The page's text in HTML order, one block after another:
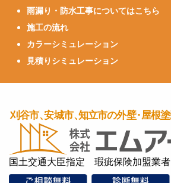
雨漏り・防水工事についてはこちら
施工の流れ
カラーシミュレーション
見積りシミュレーション
国土交通大臣指定 瑕疵保険加盟業者